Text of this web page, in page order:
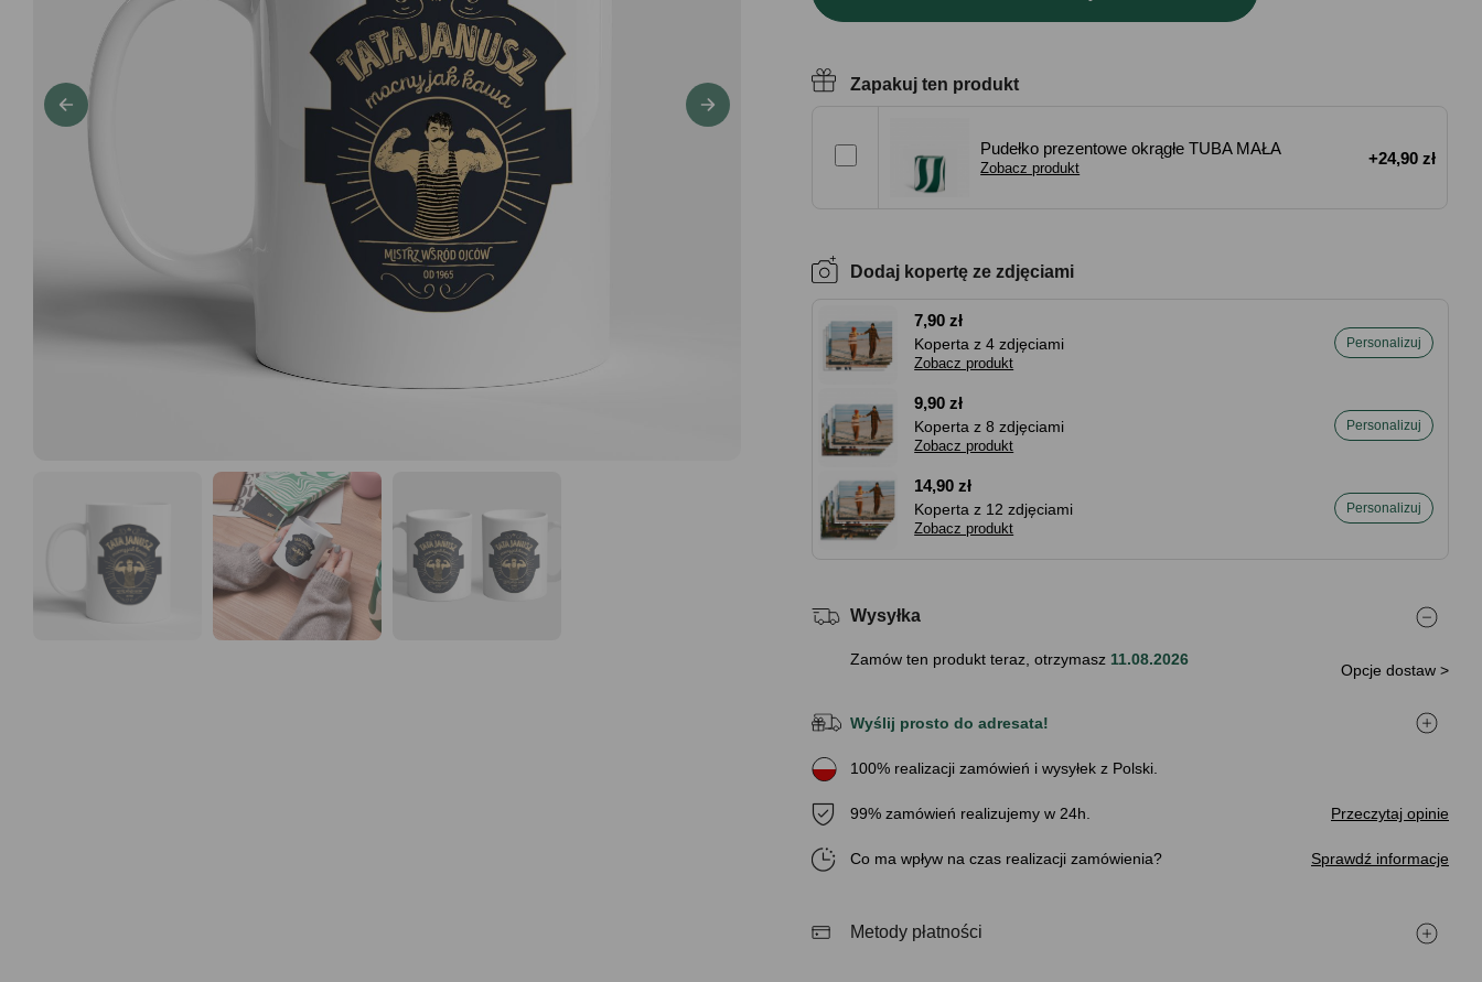
Zapakuj ten produkt
Pudełko prezentowe okrągłe TUBA MAŁA
Zobacz produkt
+24,90 zł
Dodaj kopertę ze zdjęciami
7,90 zł
Koperta z 4 zdjęciami
Zobacz produkt
Personalizuj
9,90 zł
Koperta z 8 zdjęciami
Zobacz produkt
Personalizuj
14,90 zł
Koperta z 12 zdjęciami
Zobacz produkt
Personalizuj
Wysyłka
Zamów ten produkt teraz, otrzymasz 11.08.2026
Opcje dostaw >
Wyślij prosto do adresata!
100% realizacji zamówień i wysyłek z Polski.
99% zamówień realizujemy w 24h. Przeczytaj opinie
Co ma wpływ na czas realizacji zamówienia Sprawdź informacje
Metody płatności